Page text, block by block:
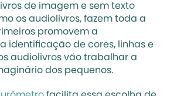
de imagem e sem texto
os audiolivros, fazem toda a
promovem a
identificação de cores, linhas e
audiolivros vão trabalhar a
dos pequenos.